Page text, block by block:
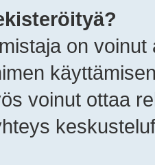
on
voinut ottaa